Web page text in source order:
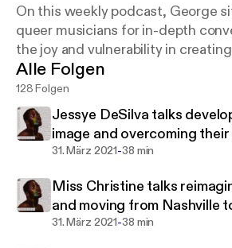
On this weekly podcast, George
queer musicians for in-depth
the joy and vulnerability in
performing music. Join us as we
music is used to express the queer
Alle Folgen
128 Folgen
Jessye DeSilva talks
image and overcoming
religious upbringing
31. März 2021-38 min
Miss Christine talks
and moving from Nashville
rediscover herself
31. März 2021-38 min